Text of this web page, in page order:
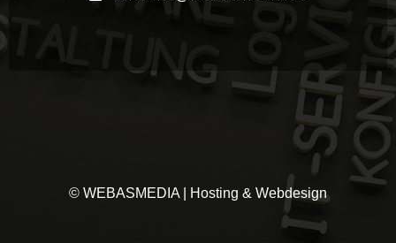
© WEBASMEDIA | Hosting & Webdesign